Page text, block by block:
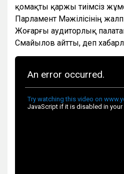
қомақты қаржы тиімсіз
Парламент Мәжілісінің
Жоғарғы аудиторлық
Смайылов айтты, деп